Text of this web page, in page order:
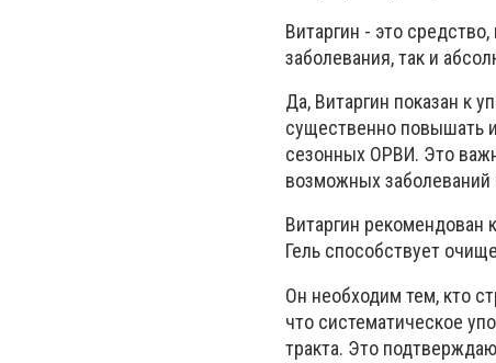
Витаргин - это
заболевания, так и
Да, Витаргин показан к
существенно повышать
сезонных ОРВИ. Это
возможных
Витаргин
Гель способствует
Он необходим тем, кто
что систематическое
тракта. Это